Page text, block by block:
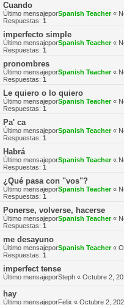
Cuando
Último mensajeporSpanish Teacher«
Respuestas: 1
imperfecto simple
Último mensajeporSpanish Teacher«
Respuestas: 1
pronombres
Último mensajeporSpanish Teacher«
Respuestas: 1
Le quiero o lo quiero
Último mensajeporSpanish Teacher«
Respuestas: 1
Pa' ca
Último mensajeporSpanish Teacher«
Respuestas: 1
Habrá
Último mensajeporSpanish Teacher«
Respuestas: 1
¿Qué pasa con "vos"?
Último mensajeporSpanish Teacher«
Respuestas: 1
Ponerse, volverse, hacerse
Último mensajeporSpanish Teacher«
Respuestas: 1
me desayuno
Último mensajeporSpanish Teacher«
Respuestas: 1
imperfect tense
Último mensajeporSteph « Octubre 2,
hay
Último mensajeporFelix « Octubre 2,